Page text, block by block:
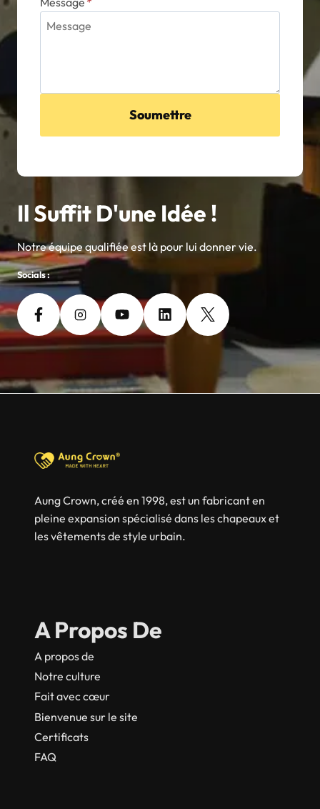
Soumettre
Il Suffit D'une Idée !
Notre équipe qualifiée est là pour lui donner vie.
Socials :
Aung Crown, créé en 1998, est un fabricant en
pleine expansion spécialisé dans les chapeaux et
les vêtements de style urbain.
A Propos De
A propos de
Notre culture
Fait avec cœur
Bienvenue sur le site
Certificats
FAQ